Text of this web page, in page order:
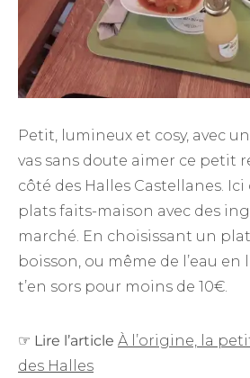
Petit, lumineux et cosy, avec
vas sans doute aimer ce petit
côté des Halles Castellanes.
plats faits-maison avec des
marché. En choisissant un
boisson, ou même de l’eau en
t’en sors pour moins de 10€.
☞ Lire l’article À l’origine, la
des Halles